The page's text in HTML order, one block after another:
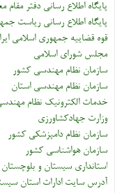
پایگاه اطلاع رسانی دفتر مقام
پایگاه اطلاع رسانی ریاست
قوه قضاییه جمهوری اسلامی
مجلس شورای اسلامی
سازمان نظام مهندسی کشور
سازمان نظام مهندسی استان
خدمات الکترونیک نظام
وزارت جهادکشاورزی
سازمان نظام دامپزشکی کشور
سازمان هواشناسی کشور
استانداری سیستان و بلوچستان
آدرس سایت ادارات استان